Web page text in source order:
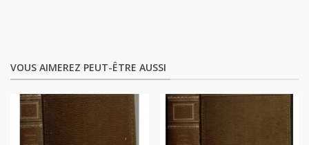
VOUS AIMEREZ PEUT-ÊTRE AUSSI